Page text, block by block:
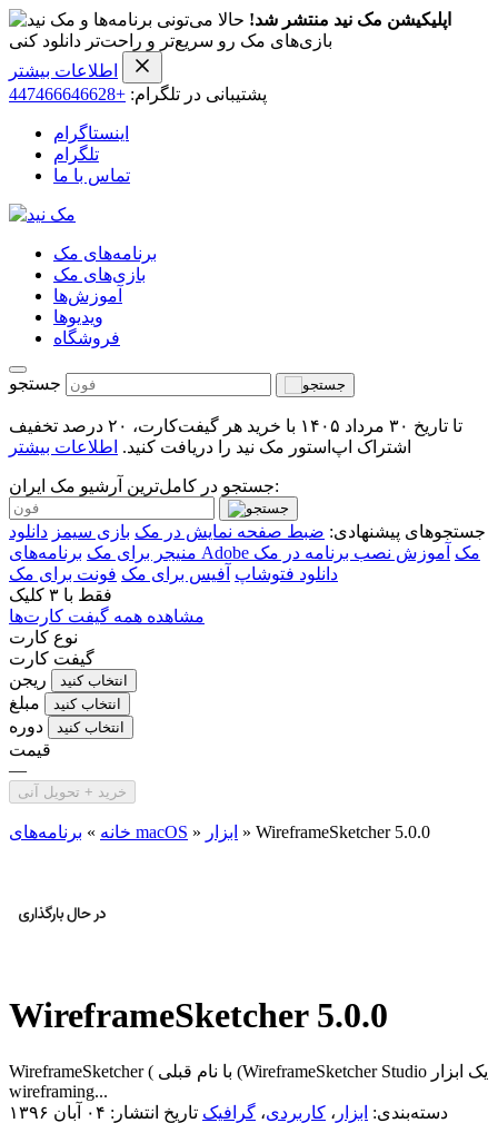
اپلیکیشن مک نید منتشر شد! حالا می‌تونی برنامه‌ها و
بازی‌های مک رو سریع‌تر و راحت‌تر دانلود کنی
اطلاعات بیشتر
پشتیبانی در تلگرام: +447466646628
اینستاگرام
تلگرام
تماس با ما
برنامه‌های مک
بازی‌های مک
آموزش‌ها
ویدیو‌ها
فروشگاه
جستجو
تا تاریخ ۳۰ مرداد ۱۴۰۵ با خرید هر گیفت‌کارت، ۲۰ درصد تخفیف
اشتراک اپ‌استور مک نید را دریافت کنید. اطلاعات بیشتر
جستجو در کامل‌ترین آرشیو مک ایران:
جستجوهای پیشنهادی: ضبط صفحه نمایش در مک بازی سیمز دانلود
منیجر برای مک
برنامه‌های Adobe مک آموزش نصب برنامه در مک
دانلود فتوشاپ آفیس برای مک فونت برای مک
فقط با ۳ کلیک
مشاهده همه گیفت کارت‌ها
نوع کارت
گیفت کارت
ریجن
انتخاب کنید
مبلغ انتخاب کنید
دوره انتخاب کنید
قیمت
—
خرید + تحویل آنی
خانه » برنامه‌های macOS » ابزار » WireframeSketcher 5.0.0
WireframeSketcher 5.0.0
WireframeSketcher ( با نام قبلی (WireframeSketcher Studio یک ابزار
wireframing...
دسته‌بندی: ابزار ، کاربردی، گرافیک تاریخ انتشار: ۰۴ آبان ۱۳۹۶